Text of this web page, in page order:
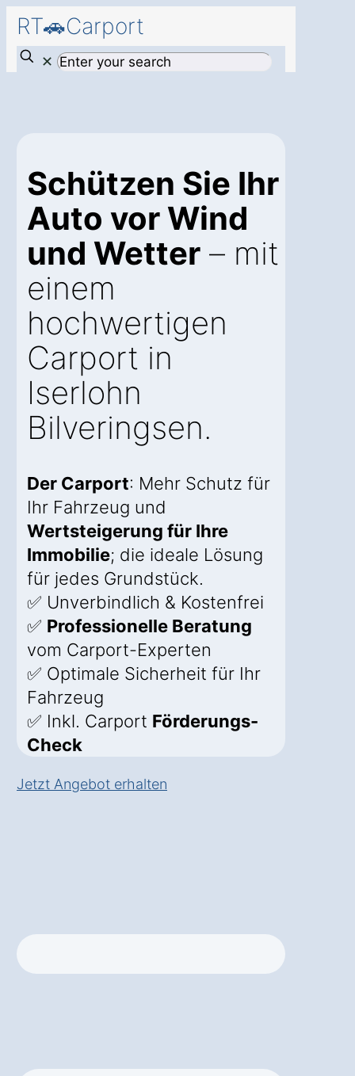
RT🚗Carport
✕
Schützen Sie Ihr
Auto vor Wind
und Wetter – mit
einem
hochwertigen
Carport in
Iserlohn
Bilveringsen.
Der Carport: Mehr Schutz für
Ihr Fahrzeug und
Wertsteigerung für Ihre
Immobilie; die ideale Lösung
für jedes Grundstück.
✅ Unverbindlich & Kostenfrei
✅ Professionelle Beratung
vom Carport-Experten
✅ Optimale Sicherheit für Ihr
Fahrzeug
✅ Inkl. Carport Förderungs-
Check
Jetzt Angebot erhalten